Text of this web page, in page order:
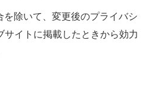
を除いて、変更後のプライバシ
イトに掲載したときから効力